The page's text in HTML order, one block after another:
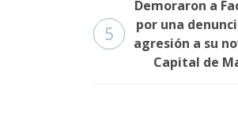
5
Demoraron a
por una
agresión a su
Capital de